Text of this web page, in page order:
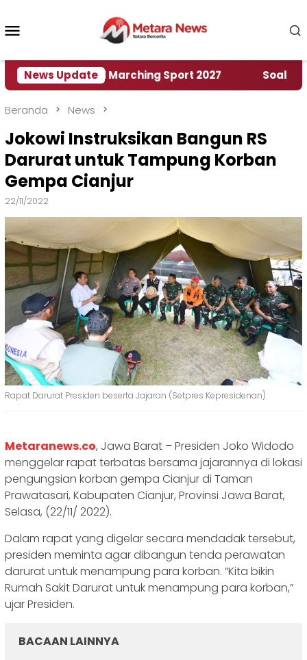
konten
News Update
World Marching Sport 2027 ‎Soal Rencana
Beranda News
Jokowi Instruksikan Bangun RS
Darurat untuk Tampung Korban
Gempa Cianjur
22/11/2022
Rapat Darurat Presiden beserta Jajaran (Setpres Kepresidenan)
Metaranews.co, Jawa Barat – Presiden Joko Widodo
menggelar rapat terbatas bersama jajarannya di lokasi
pengungsian korban gempa Cianjur di Taman
Prawatasari, Kabupaten Cianjur, Provinsi Jawa Barat,
Selasa, (22/11/ 2022).
Dalam rapat yang digelar secara mendadak tersebut,
presiden meminta agar dibangun tenda perawatan
darurat untuk menampung para korban. “Kita bikin
Rumah Sakit Darurat untuk menampung para korban,”
ujar Presiden.
BACAAN LAINNYA